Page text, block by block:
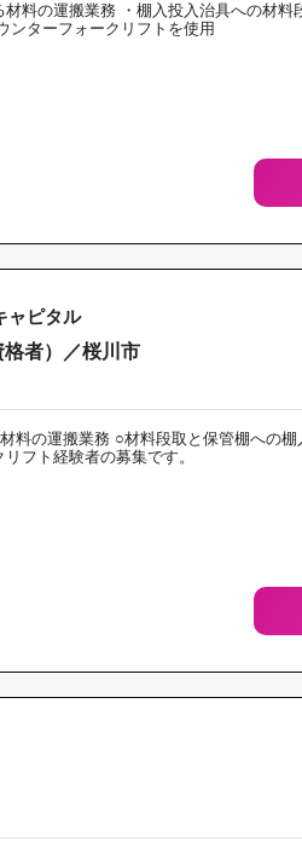
料の運搬業務 ・棚入投入治具への材料
ンターフォークリフトを使用
ャピタル
者）／桜川市
料の運搬業務 ○材料段取と保管棚への棚
フト経験者の募集です。